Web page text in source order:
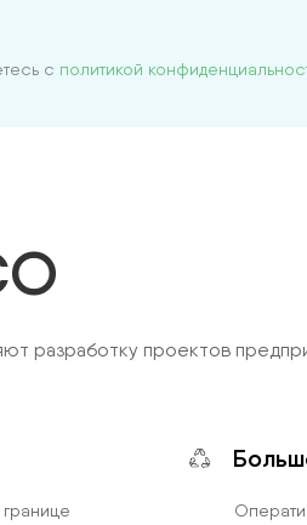
с политикой
разработку проектов